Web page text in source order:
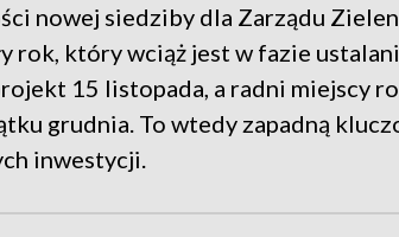
nowej siedziby dla Zarządu
rok, który wciąż jest w fazie
15 listopada, a radni miejscy
grudnia. To wtedy zapadną
inwestycji.